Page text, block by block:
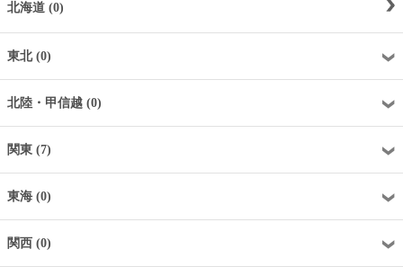
北海道 (0)
東北 (0)
北陸・甲信越 (0)
関東 (7)
東海 (0)
関西 (0)